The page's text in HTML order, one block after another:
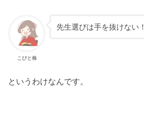
こびと株
先生選びは手を抜けない！
というわけなんです。